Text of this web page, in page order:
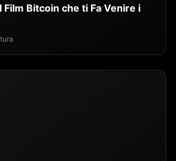
Film Bitcoin che ti Fa Venire i